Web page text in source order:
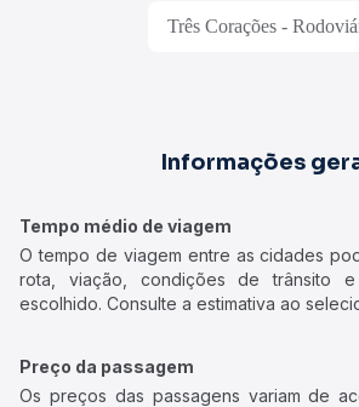
Três Corações -
Informações
Tempo médio de viagem
O tempo de viagem entre as cidades
rota, viação, condições de trânsito
escolhido. Consulte a estimativa ao
Preço da passagem
Os preços das passagens variam de